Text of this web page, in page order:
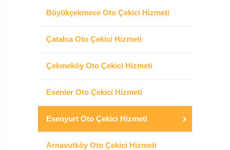
Büyükçekmece Oto Çekici Hizmeti
Çatalca Oto Çekici Hizmeti
Çekmeköy Oto Çekici Hizmeti
Esenler Oto Çekici Hizmeti
Esenyurt Oto Çekici Hizmeti
Arnavutköy Oto Çekici Hizmeti